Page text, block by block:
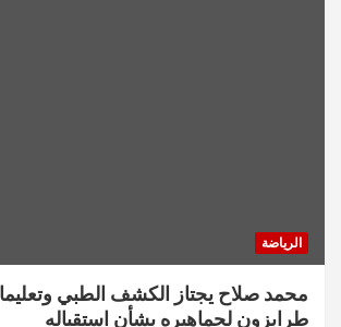
الرياضة
محمد صلاح يجتاز الكشف الطبي
طرابزون لجماهيره بشأن استقباله